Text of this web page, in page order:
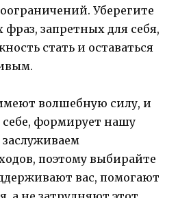
Уберегите
фраз, запретных для себя,
стать и оставаться
волшебную силу, и
формирует нашу
поэтому выбирайте
вас, помогают